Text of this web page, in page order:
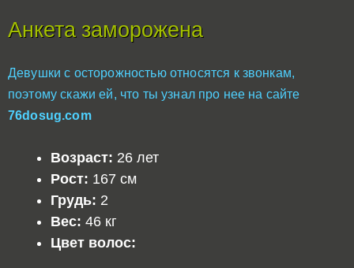
Анкета заморожена
Девушки с осторожностью относятся к звонкам,
поэтому скажи ей, что ты узнал про нее на сайте
76dosug.com
Возраст: 26 лет
Рост: 167 см
Грудь: 2
Вес: 46 кг
Цвет волос: